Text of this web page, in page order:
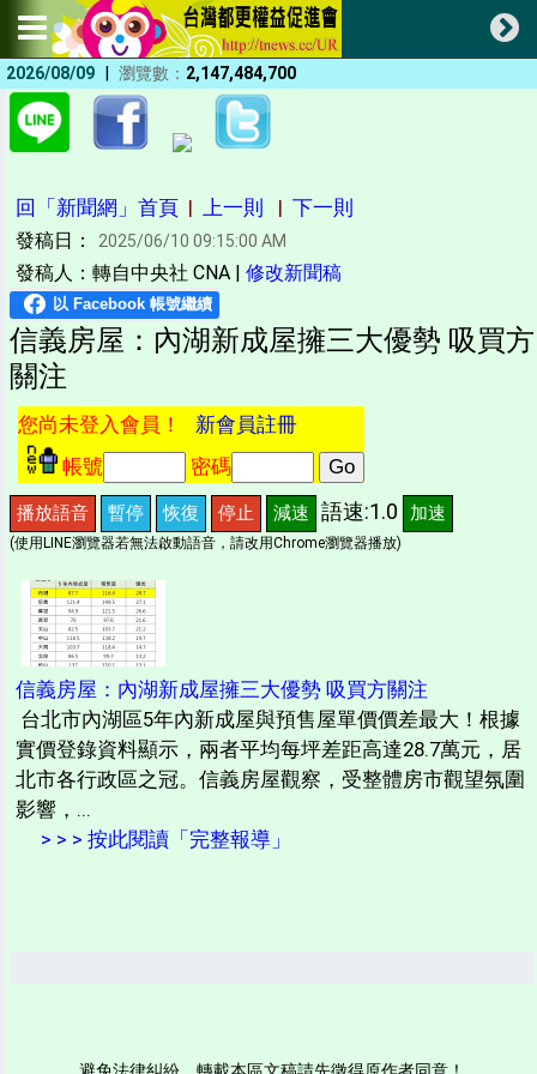
2026/08/09 | 瀏覽數： 2,147,484,700
回「新聞網」首頁 | 上一則 | 下一則
發稿日： 2025/06/10 09:15:00 AM
發稿人：轉自中央社 CNA | 修改新聞稿
信義房屋：內湖新成屋擁三大優勢 吸買方
關注
您尚未登入會員！ 新會員註冊
帳號
密碼
播放語音 暫停 恢復 停止 減速 語速:1.0 加速
(使用LINE瀏覽器若無法啟動語音，請改用Chrome瀏覽器播放)
信義房屋：內湖新成屋擁三大優勢 吸買方關注
台北市內湖區5年內新成屋與預售屋單價價差最大！根據
實價登錄資料顯示，兩者平均每坪差距高達28.7萬元，居
北市各行政區之冠。信義房屋觀察，受整體房市觀望氛圍
影響，...
> > > 按此閱讀「完整報導」